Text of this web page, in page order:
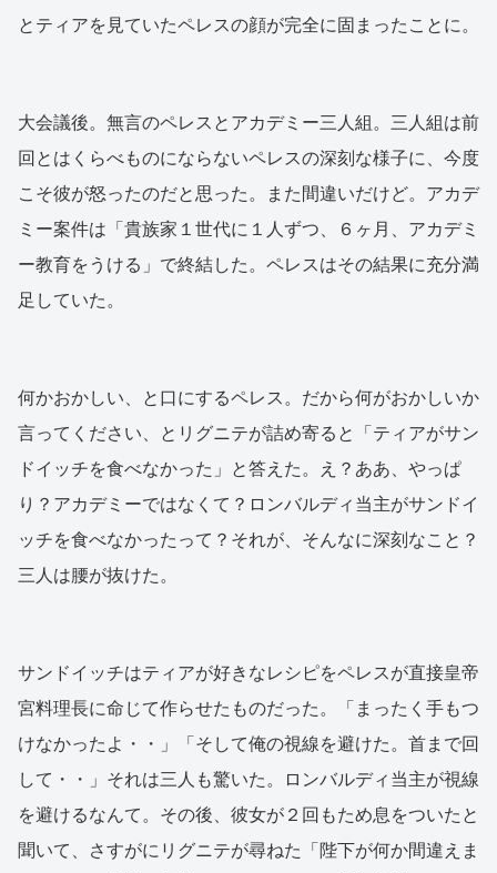
とティアを見ていたペレスの顔が完全に固まったことに。
大会議後。無言のペレスとアカデミー三人組。三人組は前
回とはくらべものにならないペレスの深刻な様子に、今度
こそ彼が怒ったのだと思った。また間違いだけど。アカデ
ミー案件は「貴族家１世代に１人ずつ、６ヶ月、アカデミ
ー教育をうける」で終結した。ペレスはその結果に充分満
足していた。
何かおかしい、と口にするペレス。だから何がおかしいか
言ってください、とリグニテが詰め寄ると「ティアがサン
ドイッチを食べなかった」と答えた。え？ああ、やっぱ
り？アカデミーではなくて？ロンバルディ当主がサンドイ
ッチを食べなかったって？それが、そんなに深刻なこと？
三人は腰が抜けた。
サンドイッチはティアが好きなレシピをペレスが直接皇帝
宮料理長に命じて作らせたものだった。「まったく手もつ
けなかったよ・・」「そして俺の視線を避けた。首まで回
して・・」それは三人も驚いた。ロンバルディ当主が視線
を避けるなんて。その後、彼女が２回もため息をついたと
聞いて、さすがにリグニテが尋ねた「陛下が何か間違えま